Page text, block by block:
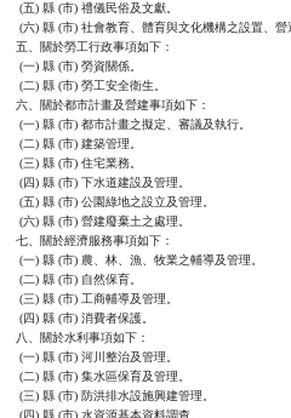
(五) 縣 (市) 禮儀民俗及文獻。
(六) 縣 (市) 社會教育、體育與文化機構之設置、營
五、關於勞工行政事項如下：
(一) 縣 (市) 勞資關係。
(二) 縣 (市) 勞工安全衛生。
六、關於都市計畫及營建事項如下：
(一) 縣 (市) 都市計畫之擬定、審議及執行。
(二) 縣 (市) 建築管理。
(三) 縣 (市) 住宅業務。
(四) 縣 (市) 下水道建設及管理。
(五) 縣 (市) 公園綠地之設立及管理。
(六) 縣 (市) 營建廢棄土之處理。
七、關於經濟服務事項如下：
(一) 縣 (市) 農、林、漁、牧業之輔導及管理。
(二) 縣 (市) 自然保育。
(三) 縣 (市) 工商輔導及管理。
(四) 縣 (市) 消費者保護。
八、關於水利事項如下：
(一) 縣 (市) 河川整治及管理。
(二) 縣 (市) 集水區保育及管理。
(三) 縣 (市) 防洪排水設施興建管理。